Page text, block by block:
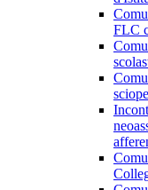
FLC